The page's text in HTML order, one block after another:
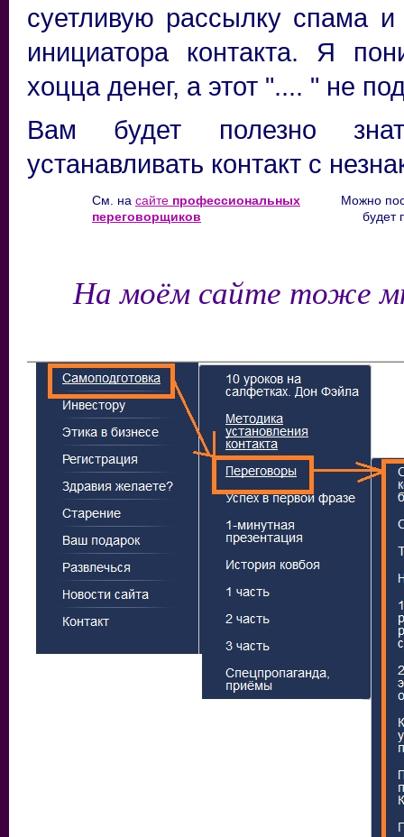
суетливую рассылку спама
инициатора контакта. Я
хоцца денег, а этот ".... " не
Вам будет полезно
устанавливать контакт с
См. на сайте профессиональных
переговорщиков
Можно
будет
На моём сайте тоже